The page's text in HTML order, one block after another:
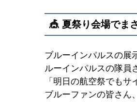
🎪 夏祭り会場でま
ブルーインパルスの展
ルーインパルスの隊員
「明日の航空祭でも
ブルーファンの皆さん